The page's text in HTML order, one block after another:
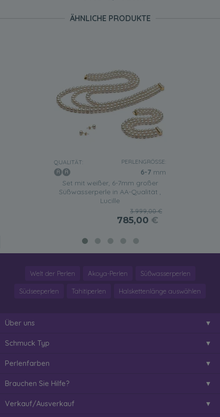
ÄHNLICHE PRODUKTE
QUALITÄT: PERLENGRÖSSE:
6-7 mm
Set mit weißer, 6-7mm großer
Süßwasserperle in AA-Qualität ,
Lucille
3.999,00 €
785,00 €
Welt der Perlen Akoya-Perlen Süßwasserperlen
Südseeperlen Tahitiperlen Halskettenlänge auswählen
Über uns
Schmuck Typ
Perlenfarben
Brauchen Sie Hilfe?
Verkauf/Ausverkauf